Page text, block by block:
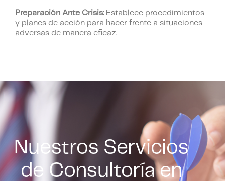
Preparación Ante Crisis:Establece procedimientos
y planes de acción para hacer frente a situaciones
adversas de manera eficaz.
Nuestros Servicios
de Consultoría en